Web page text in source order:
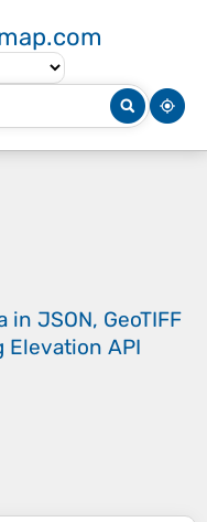
JSON, GeoTIFF
Elevation API